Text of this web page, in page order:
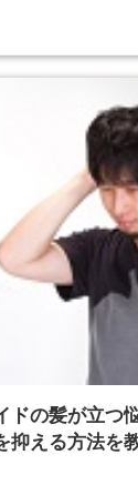
ドの髪が立つ
抑える方法を